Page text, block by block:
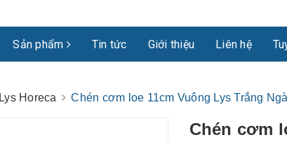
Sản phẩm Tin tức Giới thiệu Liên hệ
Lys Horeca Chén cơm loe 11cm Vuông Lys Trắng
Chén cơm